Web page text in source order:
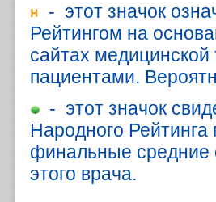
- этот значок
Рейтингом на
сайтах
пациентами.
- этот значок
Народного Рейтинга
финальные средние
этого врача.